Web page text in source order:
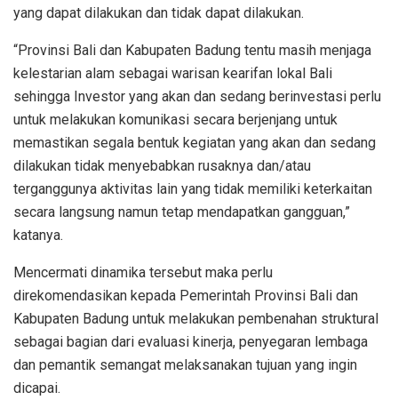
yang dapat dilakukan dan tidak dapat dilakukan.
“Provinsi Bali dan Kabupaten Badung tentu masih menjaga
kelestarian alam sebagai warisan kearifan lokal Bali
sehingga Investor yang akan dan sedang berinvestasi perlu
untuk melakukan komunikasi secara berjenjang untuk
memastikan segala bentuk kegiatan yang akan dan sedang
dilakukan tidak menyebabkan rusaknya dan/atau
terganggunya aktivitas lain yang tidak memiliki keterkaitan
secara langsung namun tetap mendapatkan gangguan,”
katanya.
Mencermati dinamika tersebut maka perlu
direkomendasikan kepada Pemerintah Provinsi Bali dan
Kabupaten Badung untuk melakukan pembenahan struktural
sebagai bagian dari evaluasi kinerja, penyegaran lembaga
dan pemantik semangat melaksanakan tujuan yang ingin
dicapai.